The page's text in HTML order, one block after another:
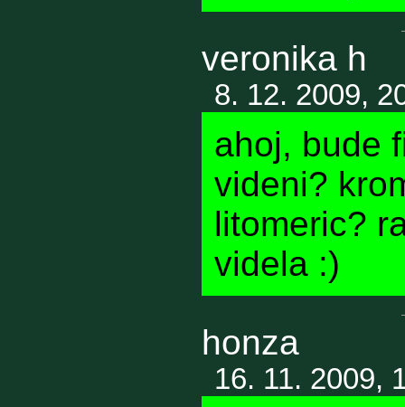
veronika h
8. 12. 2009,
ahoj, bude
videni?
litomeric?
videla :)
honza
16. 11. 2009,